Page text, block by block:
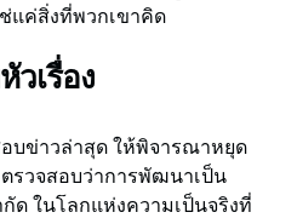
แค่สิ่งที่พวกเขาคิด
เรื่อง
บข่าวล่าสุด ให้พิจารณาหยุด
รวจสอบว่าการพัฒนาเป็น
ด ในโลกแห่งความเป็นจริงที่